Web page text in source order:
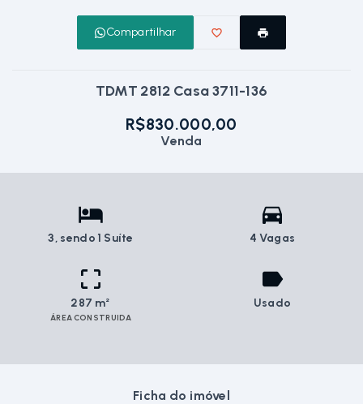
Compartilhar
TDMT 2812 Casa 3711-136
R$830.000,00
Venda
3, sendo 1 Suíte 4 Vagas
287 m²
ÁREA CONSTRUIDA
Usado
Ficha do imóvel